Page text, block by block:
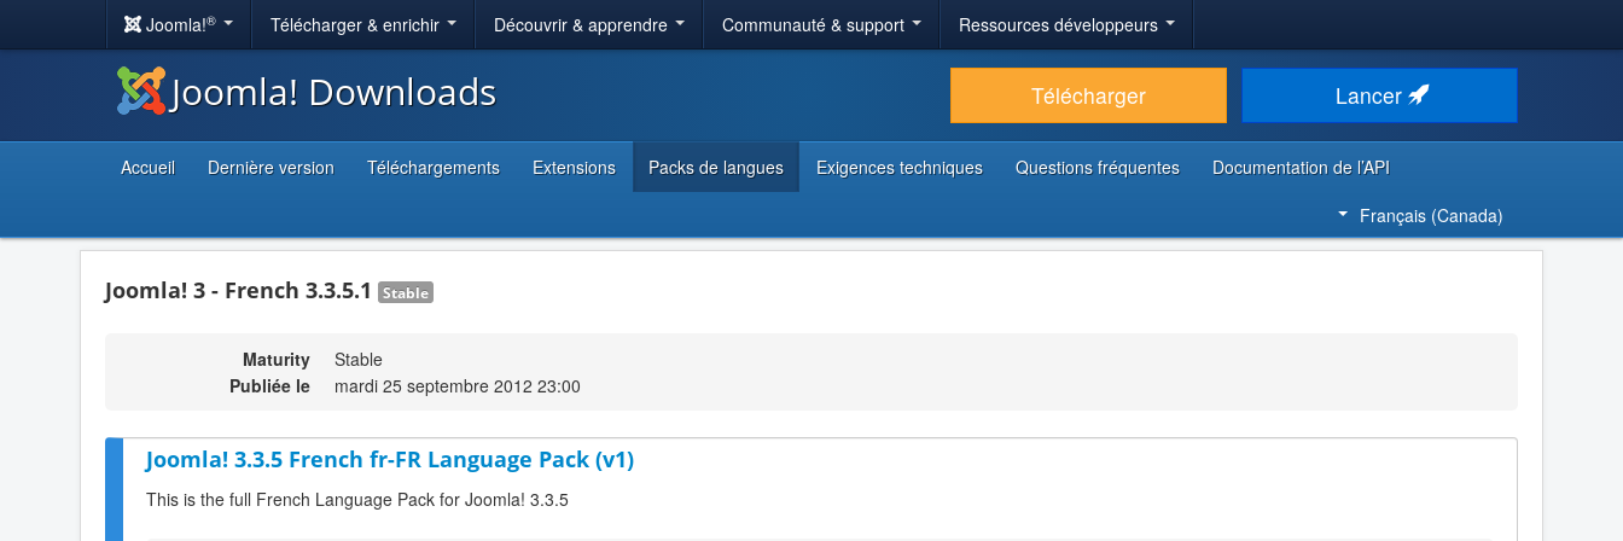
Joomla!® Télécharger & enrichir Découvrir & apprendre Communauté & support Ressources développeurs
Joomla! Downloads Télécharger Lancer
Accueil Dernière version Téléchargements Extensions Packs de langues Exigences techniques Questions fréquentes
Documentation de l’API
Français (Canada)
Joomla! 3 - French 3.3.5.1 Stable
Maturity
Stable
Publiée le
mardi 25 septembre 2012 23:00
Joomla! 3.3.5 French fr-FR Language Pack (v1)
This is the full French Language Pack for Joomla! 3.3.5